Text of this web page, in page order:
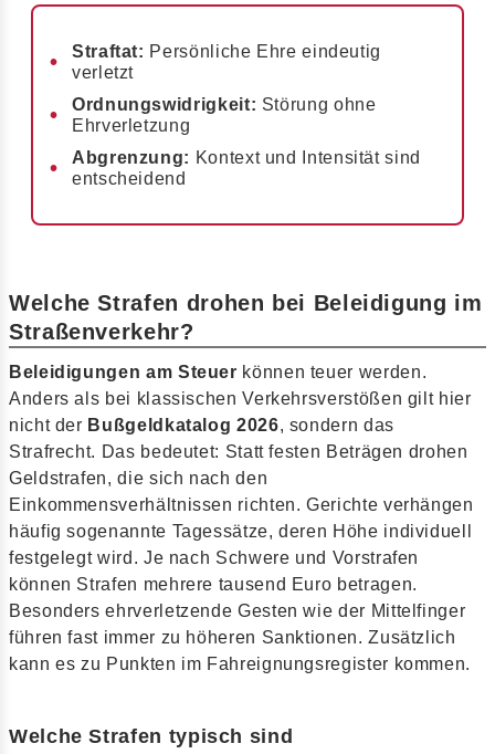
Straftat: Persönliche Ehre eindeutig
verletzt
Ordnungswidrigkeit: Störung ohne
Ehrverletzung
Abgrenzung: Kontext und Intensität sind
entscheidend
Welche Strafen drohen bei Beleidigung im
Straßenverkehr?
Beleidigungen am Steuer können teuer werden.
Anders als bei klassischen Verkehrsverstößen gilt hier
nicht der Bußgeldkatalog 2026, sondern das
Strafrecht. Das bedeutet: Statt festen Beträgen drohen
Geldstrafen, die sich nach den
Einkommensverhältnissen richten. Gerichte verhängen
häufig sogenannte Tagessätze, deren Höhe individuell
festgelegt wird. Je nach Schwere und Vorstrafen
können Strafen mehrere tausend Euro betragen.
Besonders ehrverletzende Gesten wie der Mittelfinger
führen fast immer zu höheren Sanktionen. Zusätzlich
kann es zu Punkten im Fahreignungsregister kommen.
Welche Strafen typisch sind